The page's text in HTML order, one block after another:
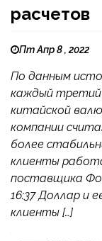
расчетов
Пт Апр 8 , 2022
По данным
каждый
китайской
компании
более
клиенты
поставщика
16:37 Доллар и
клиенты […]